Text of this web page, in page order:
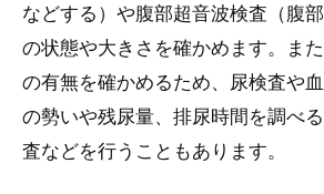
などする）や腹部超音波検査（腹
の状態や大きさを確かめます。ま
の有無を確かめるため、尿検査や
の勢いや残尿量、排尿時間を調べ
査などを行うこともあります。